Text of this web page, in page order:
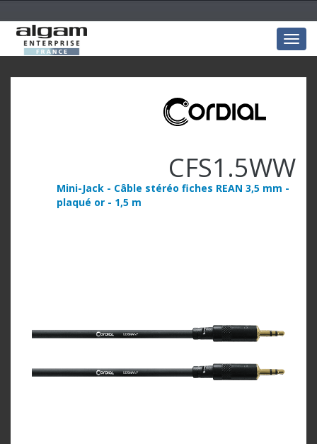
CFS1.5WW
Mini-Jack - Câble stéréo fiches REAN 3,5 mm -
plaqué or - 1,5 m